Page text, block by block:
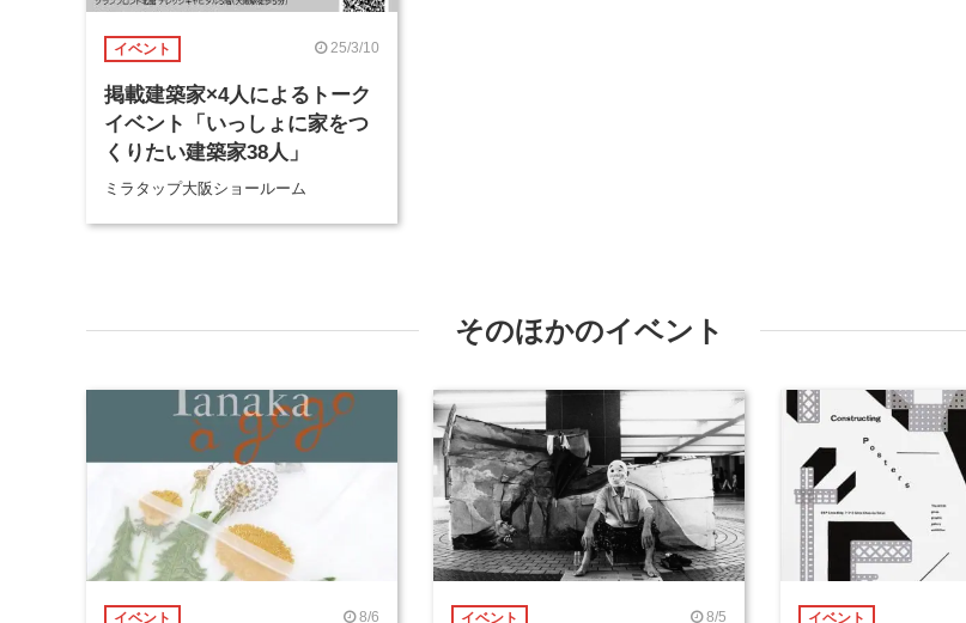
イベント 25/3/10
掲載建築家×4人によるトーク
イベント「いっしょに家をつ
くりたい建築家38人」
ミラタップ大阪ショールーム
そのほかのイベント
イベント 8/6 イベント 8/5 イベント